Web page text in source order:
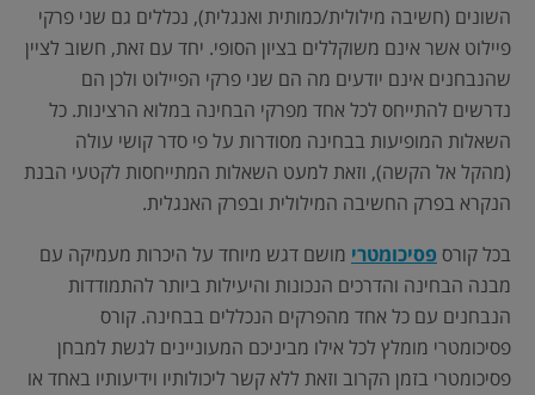
השונים (חשיבה מילולית/כמותית ואנגלית), נכללים גם שני פרקי
פיילוט אשר אינם משוקללים בציון הסופי. יחד עם זאת, חשוב לציין
שהנבחנים אינם יודעים מה הם שני פרקי הפיילוט ולכן הם
נדרשים להתייחס לכל אחד מפרקי הבחינה במלוא הרצינות. כל
השאלות המופיעות בבחינה מסודרות על פי סדר קושי עולה
(מהקל אל הקשה), וזאת למעט השאלות המתייחסות לקטעי הבנת
הנקרא בפרק החשיבה המילולית ובפרק האנגלית.
בכל קורס פסיכומטרי מושם דגש מיוחד על היכרות מעמיקה עם
מבנה הבחינה והדרכים הנכונות והיעילות ביותר להתמודדות
הנבחנים עם כל אחד מהפרקים הנכללים בבחינה. קורס
פסיכומטרי מומלץ לכל אילו מביניכם המעוניינים לגשת למבחן
פסיכומטרי בזמן הקרוב וזאת ללא קשר ליכולותיו וידיעותיו באחד או